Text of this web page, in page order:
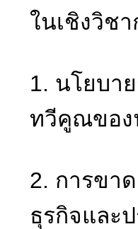
ในเชิงวิช
1. นโยบา
ทวีคูณของ
2. การขา
ธุรกิจและ